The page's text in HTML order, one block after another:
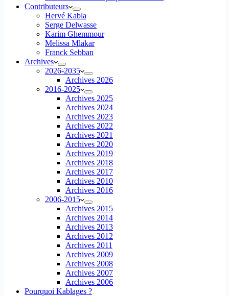
Contributeurs
Hervé Kabla
Serge Delwasse
Karim Ghemmour
Melissa Mlakar
Franck Sebban
Archives
2026-2035
Archives 2026
2016-2025
Archives 2025
Archives 2024
Archives 2023
Archives 2022
Archives 2021
Archives 2020
Archives 2019
Archives 2018
Archives 2017
Archives 2010
Archives 2016
2006-2015
Archives 2015
Archives 2014
Archives 2013
Archives 2012
Archives 2011
Archives 2009
Archives 2008
Archives 2007
Archives 2006
Pourquoi Kablages ?